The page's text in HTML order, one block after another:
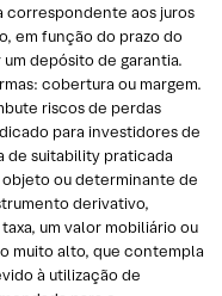
correspondente aos juros
em função do prazo do
depósito de garantia.
cobertura ou margem.
riscos de perdas
para investidores de
de suitability praticada
ou determinante de
derivativo,
um valor mobiliário ou
muito alto, que contempla
à utilização de